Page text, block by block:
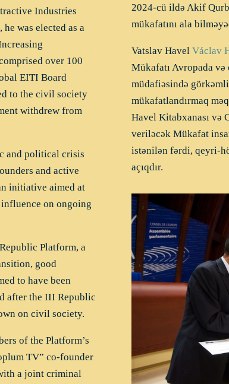
Industries
was elected as a
over 100
EITI Board
to the civil society
withdrew from
and political crisis
and active
initiative aimed at
on ongoing
Platform, a
good
to have been
after the III Republic
on civil society.
of the Platform’s
TV” co-founder
a joint criminal
2024-cü ildə Akif
mükafatını ala
Vatslav Havel Václav
Mükafatı Avropada və
müdafiəsində
mükafatlandırmaq
Havel Kitabxanası və
veriləcək Mükafat
istənilən fərdi, qeyri-
açıqdır.